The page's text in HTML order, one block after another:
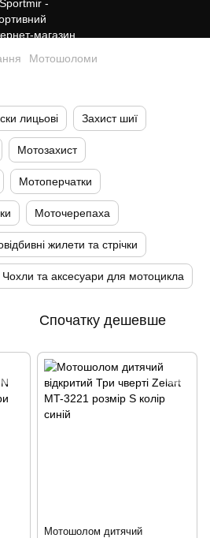
Мотошоломи
лицьові Захист шиї
Мотозахист
Мотоперчатки
Моточерепаха
жилети та стрічки
Чохли та аксесуари для мотоцикла
Спочатку дешевше
Мотошолом дитячий